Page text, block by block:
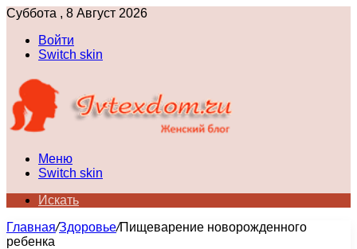
Суббота , 8 Август 2026
Войти
Switch skin
Меню
Switch skin
Искать
Главная/Здоровье/Пищеварение новорожденного
ребенка